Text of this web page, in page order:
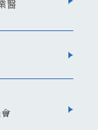
醫